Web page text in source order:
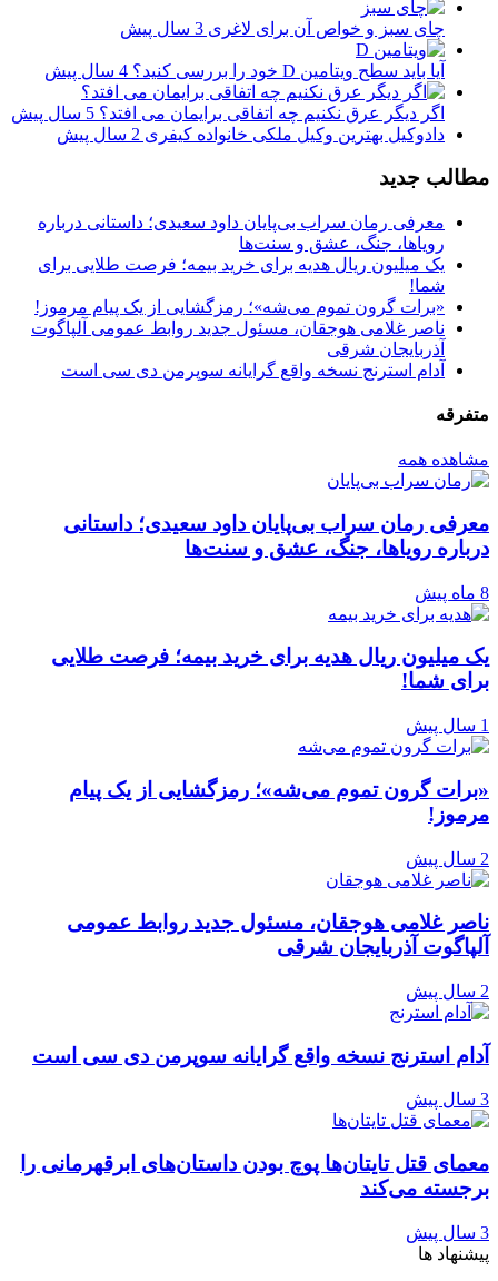
چای سبز و خواص آن برای لاغری 3 سال پیش
آیا باید سطح ویتامین D خود را بررسی کنید؟ 4 سال پیش
اگر دیگر عرق نکنیم چه اتفاقی برایمان می افتد؟ 5 سال پیش
دادوکیل بهترین وکیل ملکی خانواده کیفری 2 سال پیش
مطالب جدید
معرفی رمان سراب بی‌پایان داود سعیدی؛ داستانی درباره
رویاها، جنگ، عشق و سنت‌ها
یک میلیون ریال هدیه برای خرید بیمه؛ فرصت طلایی برای
شما!
«برات گرون تموم می‌شه»؛ رمزگشایی از یک پیام مرموز!
ناصر غلامی هوجقان، مسئول جدید روابط عمومی آلپاگوت
آذربایجان شرقی
آدام استرنج نسخه واقع گرایانه سوپرمن دی سی است
متفرقه
مشاهده همه
معرفی رمان سراب بی‌پایان داود سعیدی؛ داستانی
درباره رویاها، جنگ، عشق و سنت‌ها
8 ماه پیش
یک میلیون ریال هدیه برای خرید بیمه؛ فرصت طلایی
برای شما!
1 سال پیش
«برات گرون تموم می‌شه»؛ رمزگشایی از یک پیام
مرموز!
2 سال پیش
ناصر غلامی هوجقان، مسئول جدید روابط عمومی
آلپاگوت آذربایجان شرقی
2 سال پیش
آدام استرنج نسخه واقع گرایانه سوپرمن دی سی است
3 سال پیش
معمای قتل تایتان‌ها پوچ بودن داستان‌های ابرقهرمانی را
برجسته می‌کند
3 سال پیش
پیشنهاد ها